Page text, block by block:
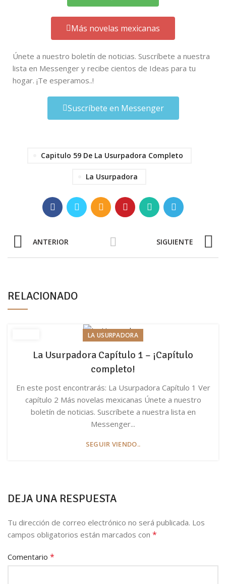
Más novelas mexicanas
Únete a nuestro boletín de noticias. Suscríbete a nuestra
lista en Messenger y recibe cientos de Ideas para tu
hogar. ¡Te esperamos..!
Suscríbete en Messenger
Capitulo 59 De La Usurpadora Completo
La Usurpadora
ANTERIOR SIGUIENTE
RELACIONADO
LA USURPADORA
La Usurpadora Capítulo 1 – ¡Capítulo
completo!
En este post encontrarás: La Usurpadora Capítulo 1 Ver
capítulo 2 Más novelas mexicanas Únete a nuestro
boletín de noticias. Suscríbete a nuestra lista en
Messenger...
SEGUIR VIENDO..
DEJA UNA RESPUESTA
Tu dirección de correo electrónico no será publicada. Los
campos obligatorios están marcados con *
Comentario *